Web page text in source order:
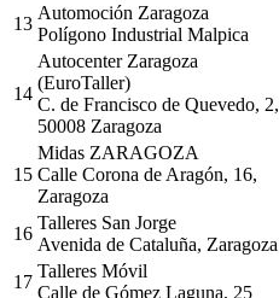
13
Automoción Zaragoza
Polígono Industrial Malpica
14
Autocenter Zaragoza
(EuroTaller)
C. de Francisco de Quevedo, 2,
50008 Zaragoza
15
Midas ZARAGOZA
Calle Corona de Aragón, 16,
Zaragoza
16
Talleres San Jorge
Avenida de Cataluña, Zaragoza
17
Talleres Móvil
Calle de Gómez Laguna, 25